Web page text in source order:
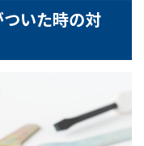
いた時の対